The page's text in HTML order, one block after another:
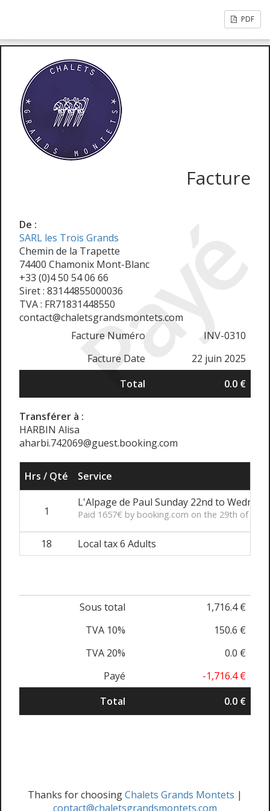
PDF
Payé
Facture
De :
SARL les Trois Grands
Chemin de la Trapette
74400 Chamonix Mont-Blanc
+33 (0)4 50 54 06 66
Siret : 83144855000036
TVA : FR71831448550
contact@chaletsgrandsmontets.com
Facture Numéro
INV-0310
Facture Date
22 juin 2025
Total
0.0 €
Transférer à :
HARBIN Alisa
aharbi.742069@guest.booking.com
Hrs / Qté Service
1
L'Alpage de Paul Sunday 22nd to
Paid 1657€ by booking.com on the 29th of May
18 Local tax 6 Adults
Sous total
1,716.4 €
TVA 10%
150.6 €
TVA 20%
0.0 €
Payé
-1,716.4 €
Total
0.0 €
Thanks for choosingChalets Grands Montets |
contact@chaletsgrandsmontets.com